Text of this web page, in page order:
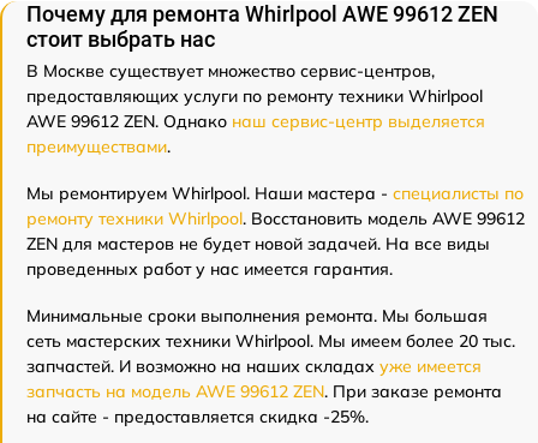
Почему для ремонта Whirlpool AWE 99612 ZEN
стоит выбрать нас
В Москве существует множество сервис-центров,
предоставляющих услуги по ремонту техники Whirlpool
AWE 99612 ZEN. Однако наш сервис-центр выделяется
преимуществами.
Мы ремонтируем Whirlpool. Наши мастера - специалисты по
ремонту техники Whirlpool. Восстановить модель AWE 99612
ZEN для мастеров не будет новой задачей. На все виды
проведенных работ у нас имеется гарантия.
Минимальные сроки выполнения ремонта. Мы большая
сеть мастерских техники Whirlpool. Мы имеем более 20 тыс.
запчастей. И возможно на наших складах уже имеется
запчасть на модель AWE 99612 ZEN. При заказе ремонта
на сайте - предоставляется скидка -25%.